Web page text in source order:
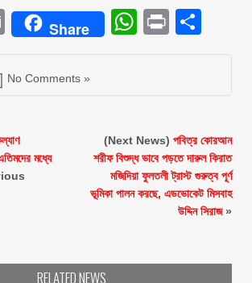
EmailShare Print
No Comments »
মধ্যে
(Next News) পবিত্র কোরআন
শরীফ বিশুদ্ধ ভাবে পড়তে দারুল কিরাত
মজিদিয়া ফুলতলী ট্রাস্ট গুরুত্ব পূর্ণ
ভূমিকা পালন করছে, এডভোকেট মিসবাহ
উদ্দিন সিরাজ»
RELATED NEWS